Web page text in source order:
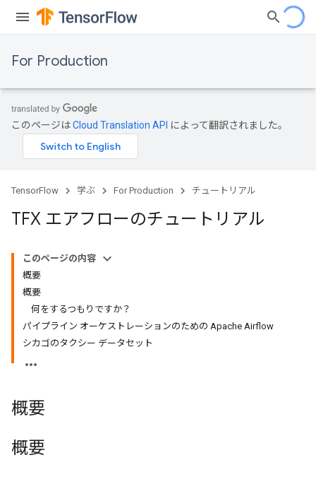
For Production
このページはCloud Translation API によって翻訳されました。
TensorFlow 学ぶ For Production チュートリアル
TFX エアフローのチュートリアル
このページの内容
概要
概要
何をするつもりですか？
パイプライン オーケストレーションのための Apache Airflow
シカゴのタクシー データセット
概要
概要